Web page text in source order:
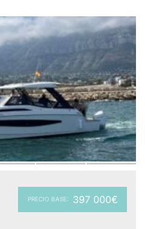
PRECIO BASE: 397 000€